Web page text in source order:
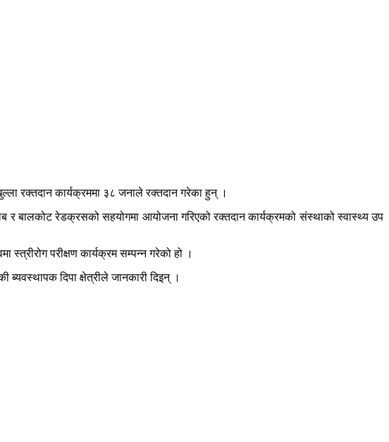
रक्तदान कार्यक्रममा ३८ जनाले रक्तदान गरेका हुन् ।
र बालकोट रेडक्रसको सहयोगमा आयोजना गरिएको रक्तदान कार्यक्रमको संस्थाको स्वास्थ्य उप
परीक्षण कार्यक्रम सम्पन्न गरेको हो ।
दिपा क्षेत्रीले जानकारी दिइन् ।